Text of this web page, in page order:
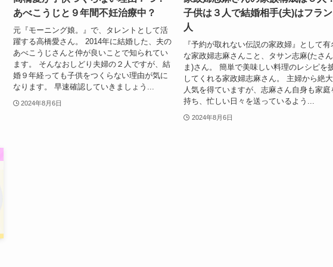
あべこうじと９年間不妊治療中？
元『モーニング娘。』で、タレントとして活
躍する高橋愛さん。 2014年に結婚した、夫の
あべこうじさんと仲が良いことで知られてい
ます。 そんなおしどり夫婦の２人ですが、結
婚９年経っても子供をつくらない理由が気に
なります。 早速確認していきましょう...
2024年8月6日
子供は３人で結婚相手(夫)はフラ
人
『予約が取れない伝説の家政婦』として有
な家政婦志麻さんこと、タサン志麻(たさ
ま)さん。 簡単で美味しい料理のレシピを
してくれる家政婦志麻さん。 主婦から絶
人気を得ていますが、志麻さん自身も家庭
持ち、忙しい日々を送っているよう...
2024年8月6日